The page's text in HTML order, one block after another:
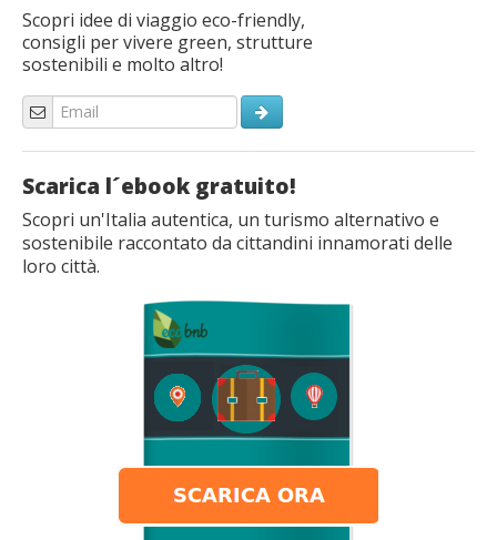
Scopri idee di viaggio eco-friendly,
consigli per vivere green, strutture
sostenibili e molto altro!
Scarica l´ebook gratuito!
Scopri un'Italia autentica, un turismo alternativo e
sostenibile raccontato da cittandini innamorati delle
loro città.